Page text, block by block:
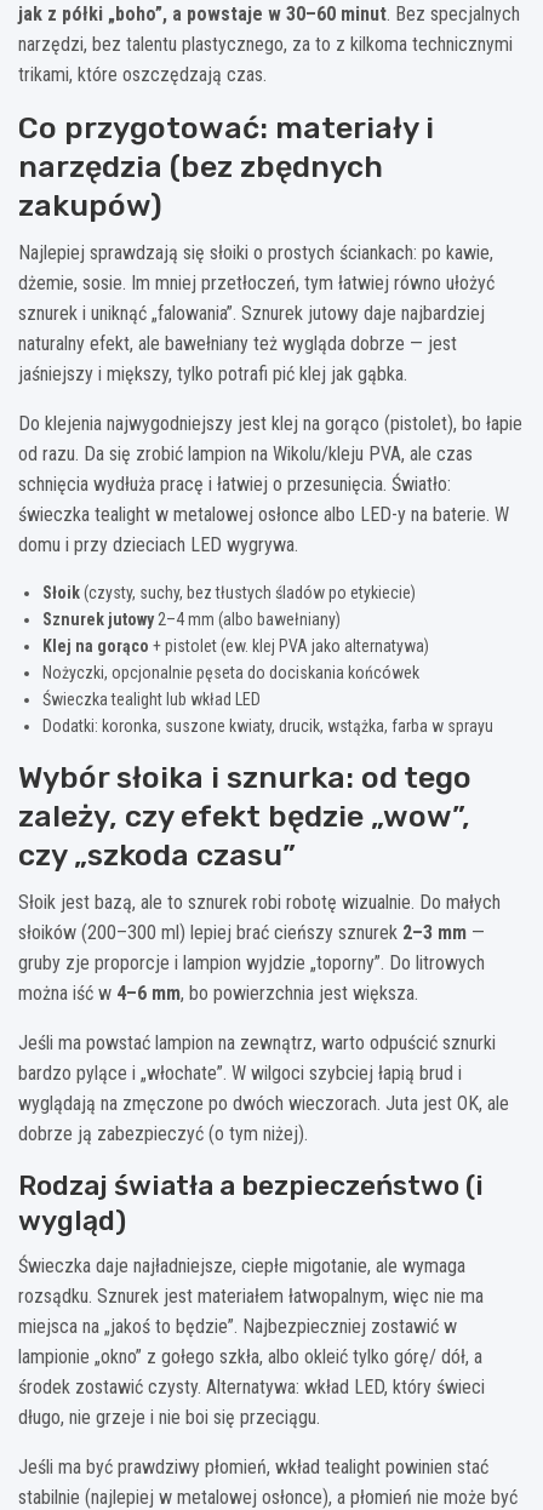
jak z półki „boho”, a powstaje w 30–60 minut. Bez specjalnych
narzędzi, bez talentu plastycznego, za to z kilkoma technicznymi
trikami, które oszczędzają czas.
Co przygotować: materiały i
narzędzia (bez zbędnych
zakupów)
Najlepiej sprawdzają się słoiki o prostych ściankach: po kawie,
dżemie, sosie. Im mniej przetłoczeń, tym łatwiej równo ułożyć
sznurek i uniknąć „falowania”. Sznurek jutowy daje najbardziej
naturalny efekt, ale bawełniany też wygląda dobrze — jest
jaśniejszy i miększy, tylko potrafi pić klej jak gąbka.
Do klejenia najwygodniejszy jest klej na gorąco (pistolet), bo łapie
od razu. Da się zrobić lampion na Wikolu/kleju PVA, ale czas
schnięcia wydłuża pracę i łatwiej o przesunięcia. Światło:
świeczka tealight w metalowej osłonce albo LED-y na baterie. W
domu i przy dzieciach LED wygrywa.
Słoik(czysty, suchy, bez tłustych śladów po etykiecie)
Sznurek jutowy2–4 mm (albo bawełniany)
Klej na gorąco + pistolet (ew. klej PVA jako alternatywa)
Nożyczki, opcjonalnie pęseta do dociskania końcówek
Świeczka tealight lub wkład LED
Dodatki: koronka, suszone kwiaty, drucik, wstążka, farba w sprayu
Wybór słoika i sznurka: od tego
zależy, czy efekt będzie „wow”,
czy „szkoda czasu”
Słoik jest bazą, ale to sznurek robi robotę wizualnie. Do małych
słoików (200–300 ml) lepiej brać cieńszy sznurek 2–3 mm —
gruby zje proporcje i lampion wyjdzie „toporny”. Do litrowych
można iść w 4–6 mm, bo powierzchnia jest większa.
Jeśli ma powstać lampion na zewnątrz, warto odpuścić sznurki
bardzo pylące i „włochate”. W wilgoci szybciej łapią brud i
wyglądają na zmęczone po dwóch wieczorach. Juta jest OK, ale
dobrze ją zabezpieczyć (o tym niżej).
Rodzaj światła a bezpieczeństwo (i
wygląd)
Świeczka daje najładniejsze, ciepłe migotanie, ale wymaga
rozsądku. Sznurek jest materiałem łatwopalnym, więc nie ma
miejsca na „jakoś to będzie”. Najbezpieczniej zostawić w
lampionie „okno” z gołego szkła, albo okleić tylko górę/ dół, a
środek zostawić czysty. Alternatywa: wkład LED, który świeci
długo, nie grzeje i nie boi się przeciągu.
Jeśli ma być prawdziwy płomień, wkład tealight powinien stać
stabilnie (najlepiej w metalowej osłonce), a płomień nie może być